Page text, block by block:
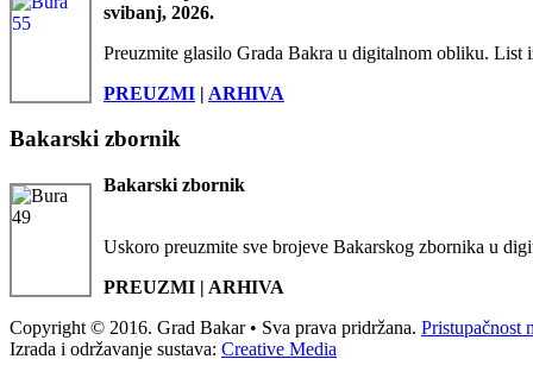
svibanj, 2026.
Preuzmite glasilo Grada Bakra u digitalnom obliku. List
PREUZMI | ARHIVA
Bakarski zbornik
Bakarski zbornik
Uskoro preuzmite sve brojeve Bakarskog zbornika u
PREUZMI | ARHIVA
Copyright © 2016. Grad Bakar • Sva prava pridržana. Pristupačnost
Izrada i održavanje sustava: Creative Media